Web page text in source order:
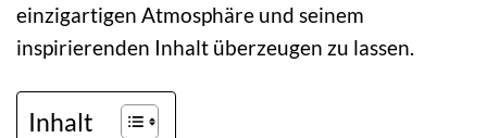
einzigartigen Atmosphäre und seinem
inspirierenden Inhalt überzeugen zu lassen.
Inhalt